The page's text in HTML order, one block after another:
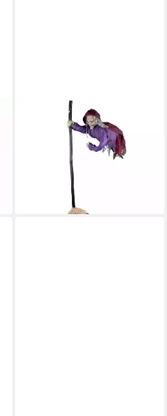
FUNNY FASHION
Dekoobjekt 'Fliegende Hexe
mit Besen' Animiert, 195 cm
lieferbar - in 2-3 Werktagen bei dir